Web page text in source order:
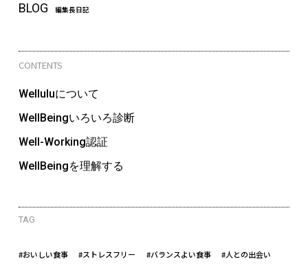
BLOG 編集長日記
CONTENTS
Welluluについて
WellBeingいろいろ診断
Well-Working認証
WellBeingを理解する
TAG
#おいしい食事 #ストレスフリー #バランスよい食事 #人との出会い